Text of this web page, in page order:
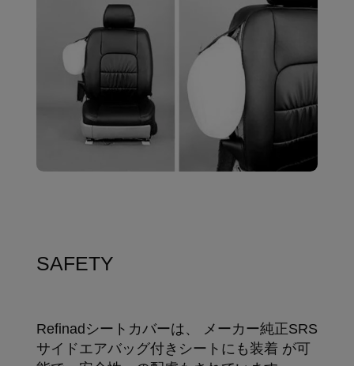
SAFETY
Refinadシートカバーは、 メーカー純正SRS
サイドエアバッグ付きシートにも装着 が可